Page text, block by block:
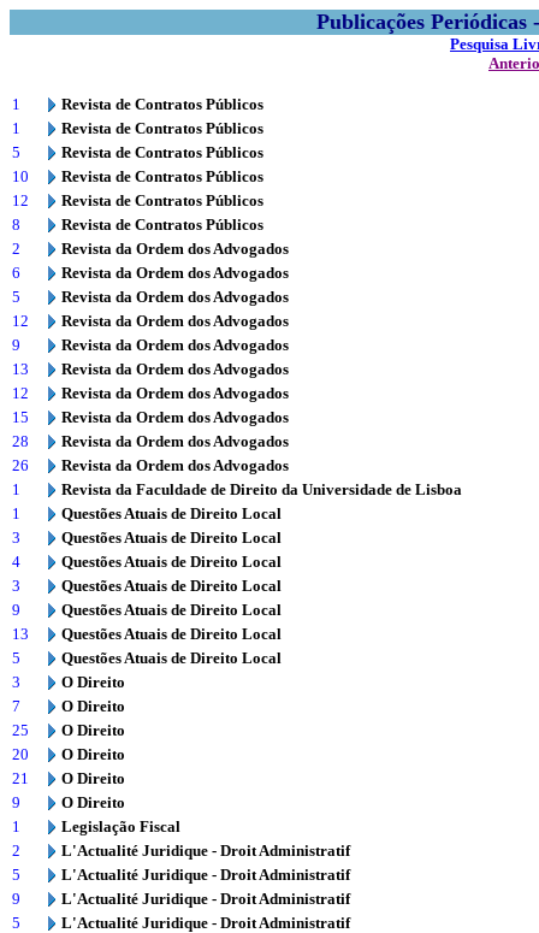
Publicações
Pesquisa
1
Revista de Contratos Públicos
1
Revista de Contratos Públicos
5
Revista de Contratos Públicos
10
Revista de Contratos Públicos
12
Revista de Contratos Públicos
8
Revista de Contratos Públicos
2
Revista da Ordem dos Advogados
6
Revista da Ordem dos Advogados
5
Revista da Ordem dos Advogados
12
Revista da Ordem dos Advogados
9
Revista da Ordem dos Advogados
13
Revista da Ordem dos Advogados
12
Revista da Ordem dos Advogados
15
Revista da Ordem dos Advogados
28
Revista da Ordem dos Advogados
26
Revista da Ordem dos Advogados
1
Revista da Faculdade de Direito da Universidade de Lisboa
1
Questões Atuais de Direito Local
3
Questões Atuais de Direito Local
4
Questões Atuais de Direito Local
3
Questões Atuais de Direito Local
9
Questões Atuais de Direito Local
13
Questões Atuais de Direito Local
5
Questões Atuais de Direito Local
3
O Direito
7
O Direito
25
O Direito
20
O Direito
21
O Direito
9
O Direito
1
Legislação Fiscal
2
L'Actualité Juridique - Droit Administratif
5
L'Actualité Juridique - Droit Administratif
9
L'Actualité Juridique - Droit Administratif
5
L'Actualité Juridique - Droit Administratif